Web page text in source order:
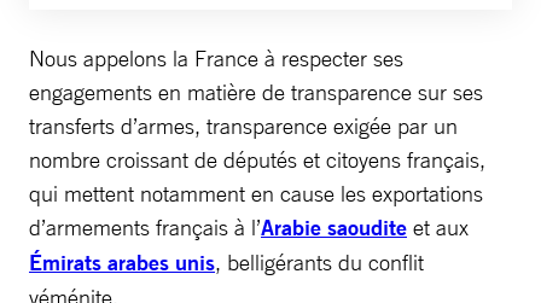
Nous appelons la France à respecter ses
engagements en matière de transparence sur ses
transferts d’armes, transparence exigée par un
nombre croissant de députés et citoyens français,
qui mettent notamment en cause les exportations
d’armements français à l’Arabie saoudite et aux
Émirats arabes unis, belligérants du conflit
yéménite.